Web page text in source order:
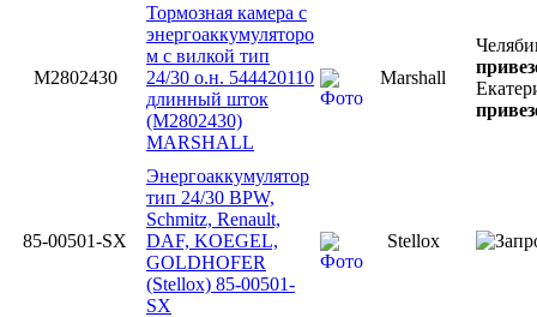
M2802430
Тормозная камера с
энергоаккумуляторо
м с вилкой тип
24/30 о.н. 544420110
длинный шток
(M2802430)
MARSHALL
Marshall
85-00501-SX
Энергоаккумулятор
тип 24/30 BPW,
Schmitz, Renault,
DAF, KOEGEL,
GOLDHOFER
(Stellox) 85-00501-
SX
Stellox